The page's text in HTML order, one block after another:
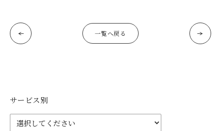
一覧へ戻る
サービス別